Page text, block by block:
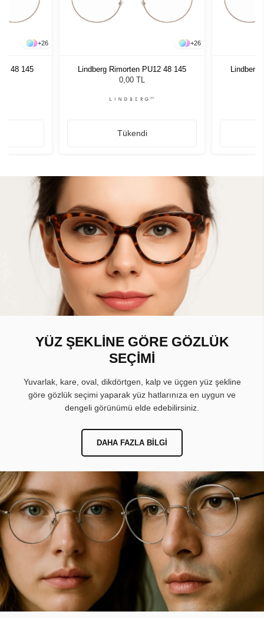
+26
48 145
+26
Lindberg Rimorten PU12 48 145
0,00 TL
Tükendi
Lindberg
YÜZ ŞEKLİNE GÖRE GÖZLÜK
SEÇİMİ
Yuvarlak, kare, oval, dikdörtgen, kalp ve üçgen yüz şekline
göre gözlük seçimi yaparak yüz hatlarınıza en uygun ve
dengeli görünümü elde edebilirsiniz.
DAHA FAZLA BILGI